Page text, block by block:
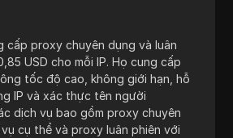
cấp proxy chuyên dụng và luân
USD cho mỗi IP. Họ cung cấp
tốc độ cao, không giới hạn, hỗ
IP và xác thực tên người
dịch vụ bao gồm proxy chuyên
cụ thể và proxy luân phiên với